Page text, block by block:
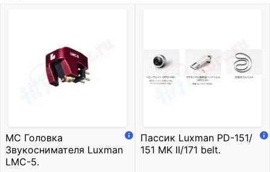
МС Головка
Звукоснимателя Luxman
LMC-5.
Пассик Luxman PD-151/
151 MK II/171 belt.